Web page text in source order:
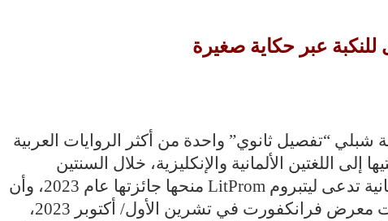
عبر حكاية صغيرة
شبلي “تفصيل ثانوي” واحدة من أكثر الروايات العربية
اللغتين الألمانية والإنكليزية، خلال السنتين
تدعى ليتبروم LitProm
منحها جائزتها عام 2023، وأن
يقام حفل تسليم الجائزة ضمن فعاليات معرض فرانكفورت في تشرين الأول/ أكتوبر 2023،